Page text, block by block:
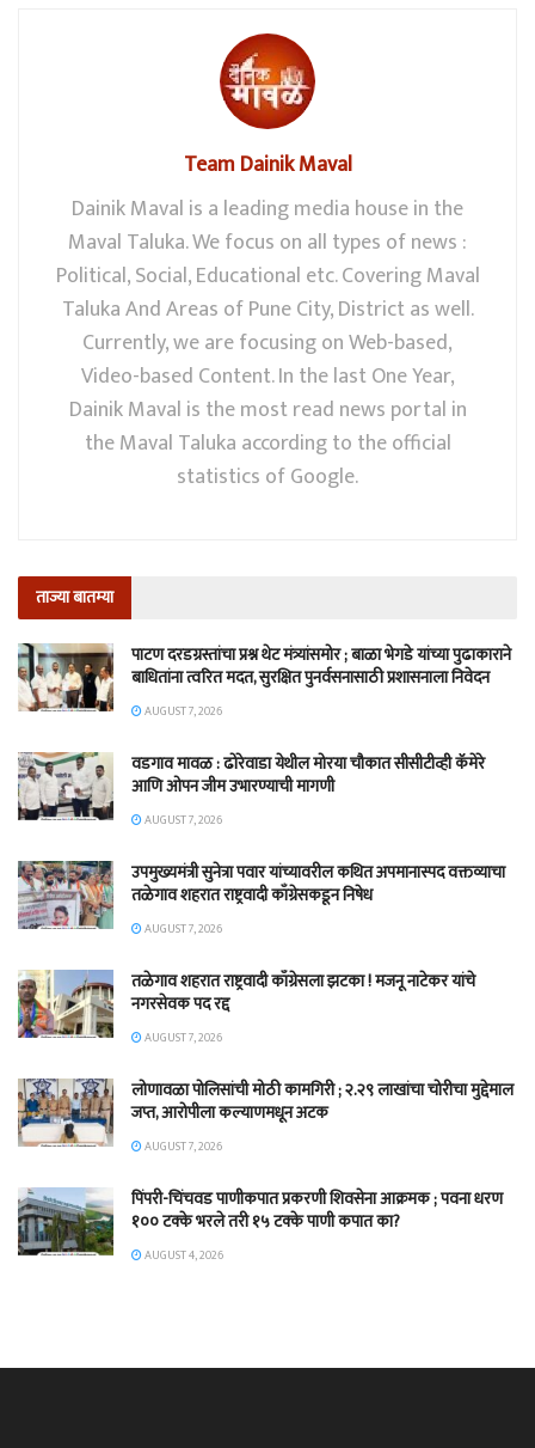
Team Dainik Maval
Dainik Maval is a leading media house in the
Maval Taluka. We focus on all types of news :
Political, Social, Educational etc. Covering Maval
Taluka And Areas of Pune City, District as well.
Currently, we are focusing on Web-based,
Video-based Content. In the last One Year,
Dainik Maval is the most read news portal in
the Maval Taluka according to the official
statistics of Google.
ताज्या बातम्या
पाटण दरडग्रस्तांचा प्रश्न थेट मंत्र्यांसमोर ; बाळा भेगडे यांच्या पुढाकाराने
बाधितांना त्वरित मदत, सुरक्षित पुनर्वसनासाठी प्रशासनाला निवेदन
AUGUST 7, 2026
वडगाव मावळ : ढोरेवाडा येथील मोरया चौकात सीसीटीव्ही कॅमेरे
आणि ओपन जीम उभारण्याची मागणी
AUGUST 7, 2026
उपमुख्यमंत्री सुनेत्रा पवार यांच्यावरील कथित अपमानास्पद वक्तव्याचा
तळेगाव शहरात राष्ट्रवादी काँग्रेसकडून निषेध
AUGUST 7, 2026
तळेगाव शहरात राष्ट्रवादी काँग्रेसला झटका ! मजनू नाटेकर यांचे
नगरसेवक पद रद्द
AUGUST 7, 2026
लोणावळा पोलिसांची मोठी कामगिरी ; २.२९ लाखांचा चोरीचा मुद्देमाल
जप्त, आरोपीला कल्याणमधून अटक
AUGUST 7, 2026
पिंपरी-चिंचवड पाणीकपात प्रकरणी शिवसेना आक्रमक ; पवना धरण
१०० टक्के भरले तरी १५ टक्के पाणी कपात का?
AUGUST 4, 2026